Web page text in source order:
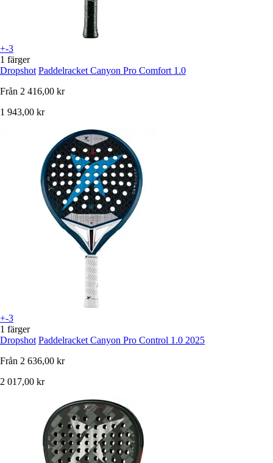
+-3
1 färger
Dropshot Paddelracket Canyon Pro Comfort 1.0
Från 2 416,00 kr
1 943,00 kr
+-3
1 färger
Dropshot Paddelracket Canyon Pro Control 1.0 2025
Från 2 636,00 kr
2 017,00 kr